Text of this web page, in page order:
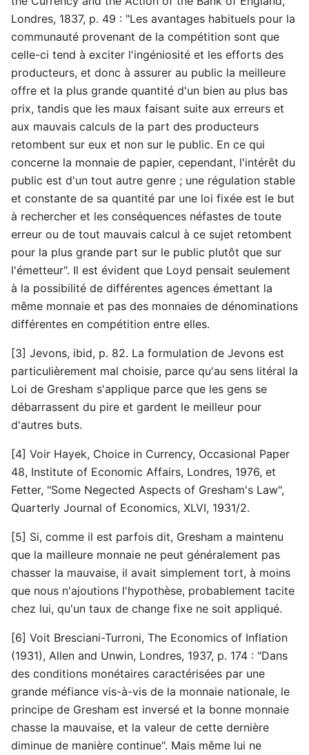
Londres, 1837, p. 49 : "Les avantages habituels pour la
communauté provenant de la compétition sont que
celle-ci tend à exciter l'ingéniosité et les efforts des
producteurs, et donc à assurer au public la meilleure
offre et la plus grande quantité d'un bien au plus bas
prix, tandis que les maux faisant suite aux erreurs et
aux mauvais calculs de la part des producteurs
retombent sur eux et non sur le public. En ce qui
concerne la monnaie de papier, cependant, l'intérêt du
public est d'un tout autre genre ; une régulation stable
et constante de sa quantité par une loi fixée est le but
à rechercher et les conséquences néfastes de toute
erreur ou de tout mauvais calcul à ce sujet retombent
pour la plus grande part sur le public plutôt que sur
l'émetteur". Il est évident que Loyd pensait seulement
à la possibilité de différentes agences émettant la
même monnaie et pas des monnaies de dénominations
différentes en compétition entre elles.
[3] Jevons, ibid, p. 82. La formulation de Jevons est
particulièrement mal choisie, parce qu'au sens litéral la
Loi de Gresham s'applique parce que les gens se
débarrassent du pire et gardent le meilleur pour
d'autres buts.
[4] Voir Hayek, Choice in Currency, Occasional Paper
48, Institute of Economic Affairs, Londres, 1976, et
Fetter, "Some Negected Aspects of Gresham's Law",
Quarterly Journal of Economics, XLVI, 1931/2.
[5] Si, comme il est parfois dit, Gresham a maintenu
que la mailleure monnaie ne peut généralement pas
chasser la mauvaise, il avait simplement tort, à moins
que nous n'ajoutions l'hypothèse, probablement tacite
chez lui, qu'un taux de change fixe ne soit appliqué.
[6] Voit Bresciani-Turroni, The Economics of Inflation
(1931), Allen and Unwin, Londres, 1937, p. 174 : "Dans
des conditions monétaires caractérisées par une
grande méfiance vis-à-vis de la monnaie nationale, le
principe de Gresham est inversé et la bonne monnaie
chasse la mauvaise, et la valeur de cette dernière
diminue de manière continue". Mais même lui ne